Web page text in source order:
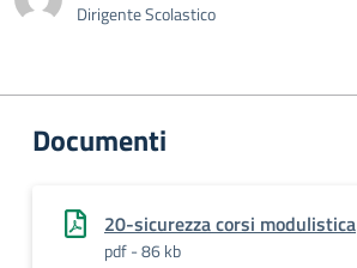
Dirigente Scolastico
Documenti
20-sicurezza corsi modulistica
pdf - 86 kb